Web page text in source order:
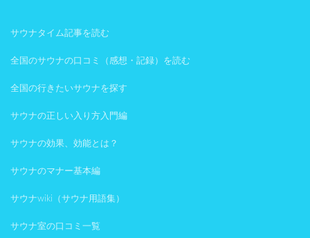
サウナタイム記事を読む
全国のサウナの口コミ（感想・記録）を読む
全国の行きたいサウナを探す
サウナの正しい入り方入門編
サウナの効果、効能とは？
サウナのマナー基本編
サウナwiki（サウナ用語集）
サウナ室の口コミ一覧